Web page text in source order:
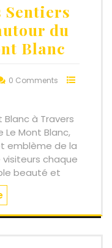
Sentiers
du
Blanc
0 Comments
Blanc à Travers
Le Mont Blanc,
emblème de la
chaque
beauté et